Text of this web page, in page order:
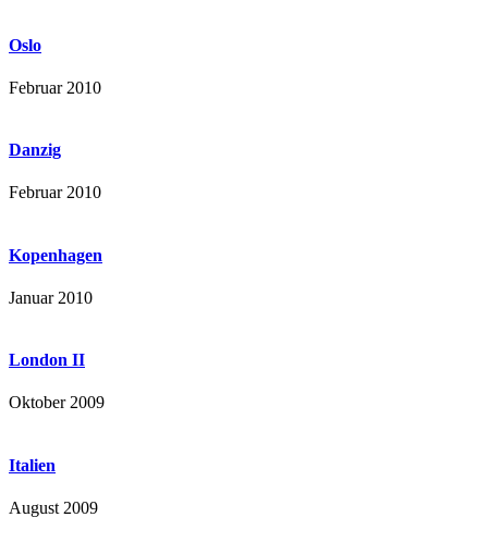
Oslo
Februar 2010
Danzig
Februar 2010
Kopenhagen
Januar 2010
London II
Oktober 2009
Italien
August 2009